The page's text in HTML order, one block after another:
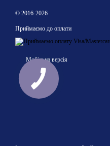
© 2016-2026
Приймаємо до оплати
Мобільна версія